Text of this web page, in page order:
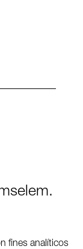
fines analíticos